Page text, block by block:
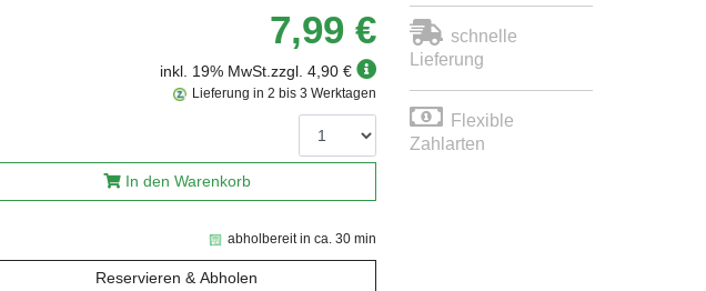
7,99 €
inkl. 19% MwSt. zzgl. 4,90 €
abholbereit in ca. 30 min
Reservieren & Abholen
Lieferung in 2 bis 3 Werktagen
In den Warenkorb
schnelle
Lieferung
Flexible
Zahlarten